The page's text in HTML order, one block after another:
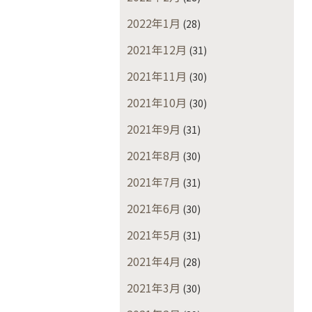
2022年1月 (28)
2021年12月 (31)
2021年11月 (30)
2021年10月 (30)
2021年9月 (31)
2021年8月 (30)
2021年7月 (31)
2021年6月 (30)
2021年5月 (31)
2021年4月 (28)
2021年3月 (30)